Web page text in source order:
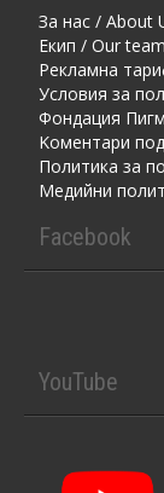
За нас / About
Екип / Our team
Рекламна
Условия за
Фондация
Kоментaри
Политика за
Медийни
Facebook
YouTube